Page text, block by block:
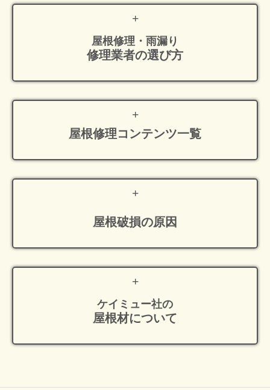
屋根修理・雨漏り
修理業者の選び方
屋根修理コンテンツ一覧
屋根破損の原因
ケイミュー社の
屋根材について